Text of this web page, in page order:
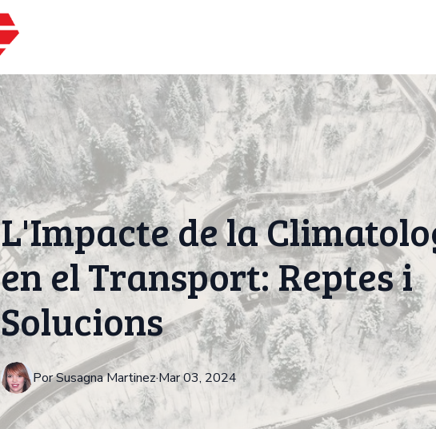
L'Impacte de la
en el Transport: Reptes i
Solucions
Mar 03, 2024
·
PorSusagnaMartinez